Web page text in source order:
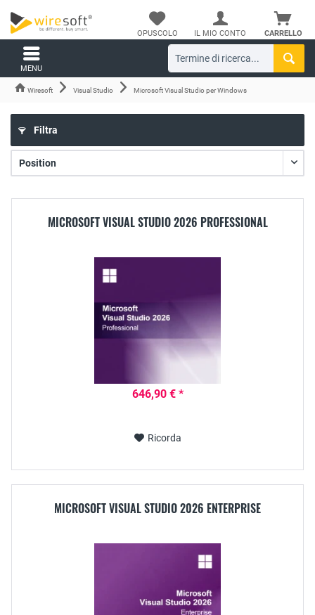
CARRELLO
OPUSCOLO IL MIO CONTO
MENU
Wiresoft Visual Studio Microsoft Visual Studio per Windows
Filtra
MICROSOFT VISUAL STUDIO 2026 PROFESSIONAL
646,90 € *
Ricorda
MICROSOFT VISUAL STUDIO 2026 ENTERPRISE